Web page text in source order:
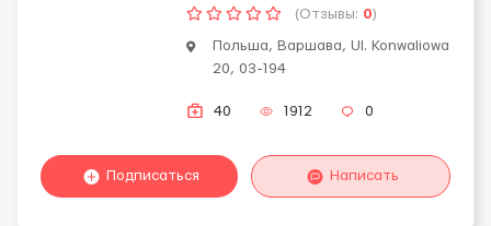
(Отзывы: 0)
Польша, Варшава, Ul. Konwaliowa
20, 03-194
40 1912 0
Подписаться Написать